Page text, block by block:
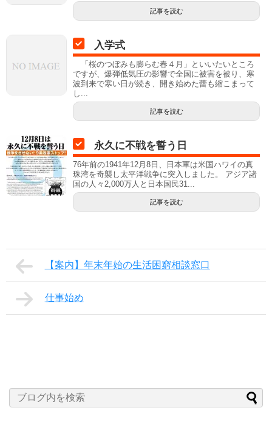
記事を読む
入学式
「桜のつぼみも膨らむ春４月」といいたいところ
ですが、爆弾低気圧の影響で全国に被害を被り、寒
波到来で寒い日が続き、開き始めた蕾も縮こまって
し...
記事を読む
永久に不戦を誓う日
76年前の1941年12月8日、日本軍は米国ハワイの真
珠湾を奇襲し太平洋戦争に突入しました。 アジア諸
国の人々2,000万人と日本国民31...
記事を読む
【案内】年末年始の生活困窮相談窓口
仕事始め